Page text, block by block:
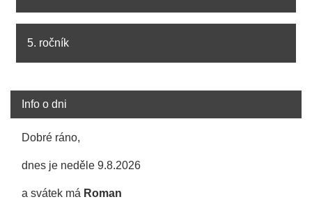
5. ročník
Info o dni
Dobré ráno,
dnes je neděle 9.8.2026
a svátek má Roman